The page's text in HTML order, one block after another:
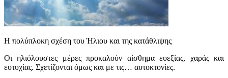
Η πολύπλοκη σχέση του Ήλιου και της κατάθλιψης
Οι ηλιόλουστες μέρες προκαλούν αίσθημα ευεξίας, χαράς και
ευτυχίας. Σχετίζονται όμως και με τις… αυτοκτονίες.